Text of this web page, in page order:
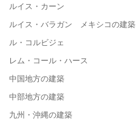
ルイス・カーン
ルイス・バラガン メキシコの建築
ル・コルビジェ
レム・コール・ハース
中国地方の建築
中部地方の建築
九州・沖縄の建築